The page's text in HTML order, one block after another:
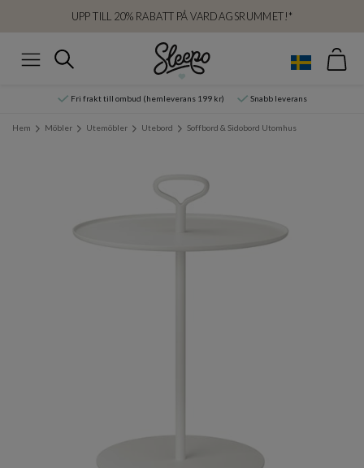
UPP TILL 20% RABATT PÅ VARDAGSRUMMET!*
Sök
Fri frakt till ombud (hemleverans 199 kr) Snabb leverans
Hem Möbler Utemöbler Utebord Soffbord & Sidobord Utomhus